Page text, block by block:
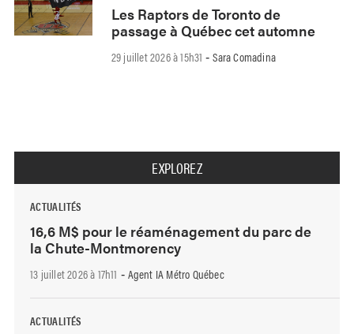
Les Raptors de Toronto de
passage à Québec cet automne
29 juillet 2026 à 15h31 -Sara Comadina
EXPLOREZ
ACTUALITÉS
16,6 M$ pour le réaménagement du parc de
la Chute-Montmorency
13 juillet 2026 à 17h11 - Agent IA Métro Québec
ACTUALITÉS